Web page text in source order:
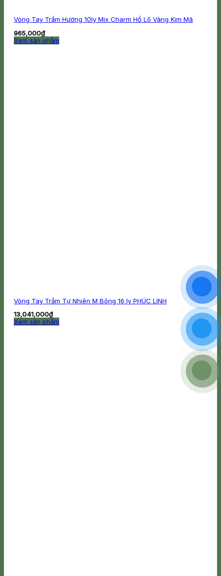
Vòng Tay Trầm Hương 10ly Mix Charm Hồ Lô Vàng Kim Mã
965,000₫
Xem sản phẩm
Vòng Tay Trầm Tự Nhiên M Bông 16 ly PHÚC LINH
13,041,000₫
Xem sản phẩm